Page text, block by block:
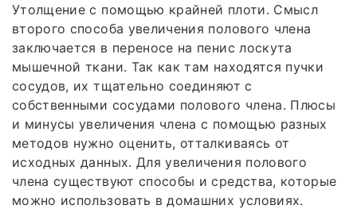
Утолщение с помощью крайней плоти. Смысл
второго способа увеличения полового члена
заключается в переносе на пенис лоскута
мышечной ткани. Так как там находятся пучки
сосудов, их тщательно соединяют с
собственными сосудами полового члена. Плюсы
и минусы увеличения члена с помощью разных
методов нужно оценить, отталкиваясь от
исходных данных. Для увеличения полового
члена существуют способы и средства, которые
можно использовать в домашних условиях.